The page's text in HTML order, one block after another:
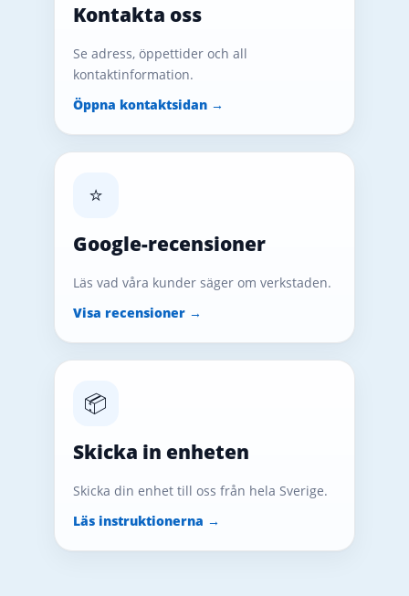
Kontakta oss
Se adress, öppettider och all
kontaktinformation.
Öppna kontaktsidan →
⭐
Google-recensioner
Läs vad våra kunder säger om verkstaden.
Visa recensioner →
📦
Skicka in enheten
Skicka din enhet till oss från hela Sverige.
Läs instruktionerna →